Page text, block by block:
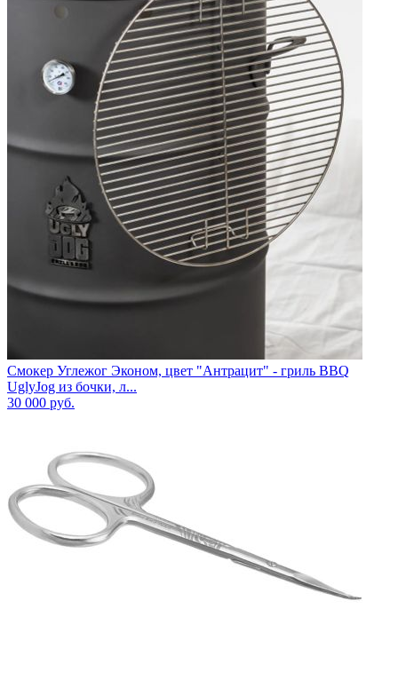
Смокер Углежог Эконом, цвет "Антрацит" - гриль BBQ
UglyJog из бочки, л...
30 000 руб.